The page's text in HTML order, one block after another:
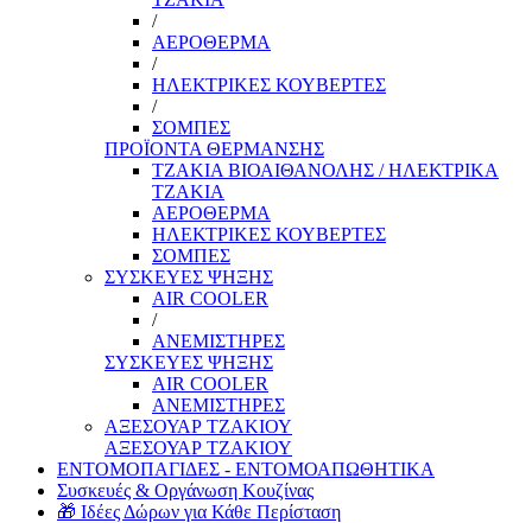
/
ΑΕΡΟΘΕΡΜΑ
/
ΗΛΕΚΤΡΙΚΕΣ ΚΟΥΒΕΡΤΕΣ
/
ΣΟΜΠΕΣ
ΠΡΟΪΟΝΤΑ ΘΕΡΜΑΝΣΗΣ
ΤΖΑΚΙΑ ΒΙΟΑΙΘΑΝΟΛΗΣ / ΗΛΕΚΤΡΙΚΑ
ΤΖΑΚΙΑ
ΑΕΡΟΘΕΡΜΑ
ΗΛΕΚΤΡΙΚΕΣ ΚΟΥΒΕΡΤΕΣ
ΣΟΜΠΕΣ
ΣΥΣΚΕΥΕΣ ΨΗΞΗΣ
AIR COOLER
/
ΑΝΕΜΙΣΤΗΡΕΣ
ΣΥΣΚΕΥΕΣ ΨΗΞΗΣ
AIR COOLER
ΑΝΕΜΙΣΤΗΡΕΣ
ΑΞΕΣΟΥΑΡ ΤΖΑΚΙΟΥ
ΑΞΕΣΟΥΑΡ ΤΖΑΚΙΟΥ
ΕΝΤΟΜΟΠΑΓΙΔΕΣ - ΕΝΤΟΜΟΑΠΩΘΗΤΙΚΑ
Συσκευές & Οργάνωση Κουζίνας
🎁 Ιδέες Δώρων για Κάθε Περίσταση